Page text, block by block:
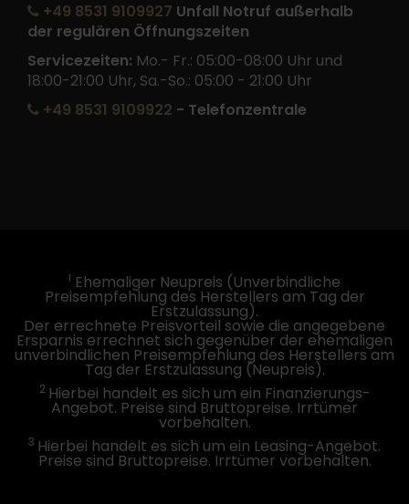
+49 8531 9109927 Unfall Notruf außerhalb
der regulären Öffnungszeiten
Servicezeiten: Mo.- Fr.: 05:00-08:00 Uhr und
18:00-21:00 Uhr, Sa.-So.: 05:00 - 21:00 Uhr
+49 8531 9109922 - Telefonzentrale
1 Ehemaliger Neupreis (Unverbindliche
Preisempfehlung des Herstellers am Tag der
Erstzulassung).
Der errechnete Preisvorteil sowie die angegebene
Ersparnis errechnet sich gegenüber der ehemaligen
unverbindlichen Preisempfehlung des Herstellers am
Tag der Erstzulassung (Neupreis).
2 Hierbei handelt es sich um ein Finanzierungs-
Angebot. Preise sind Bruttopreise. Irrtümer
vorbehalten.
3 Hierbei handelt es sich um ein Leasing-Angebot.
Preise sind Bruttopreise. Irrtümer vorbehalten.